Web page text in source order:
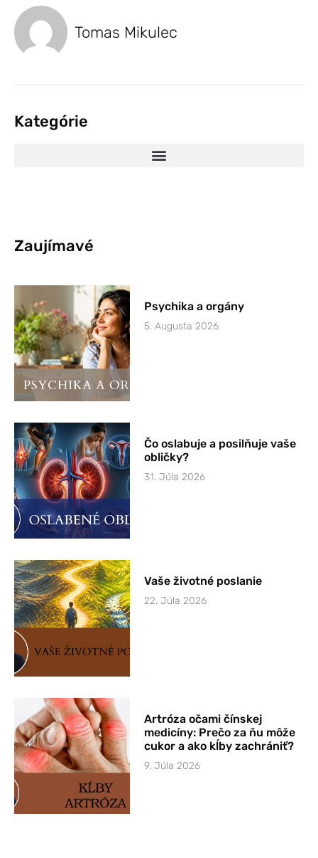
Tomas Mikulec
Kategórie
Zaujímavé
Psychika a orgány
5. Augusta 2026
Čo oslabuje a posilňuje vaše
obličky?
31. Júla 2026
Vaše životné poslanie
22. Júla 2026
Artróza očami čínskej
medicíny: Prečo za ňu môže
cukor a ako kĺby zachrániť?
9. Júla 2026